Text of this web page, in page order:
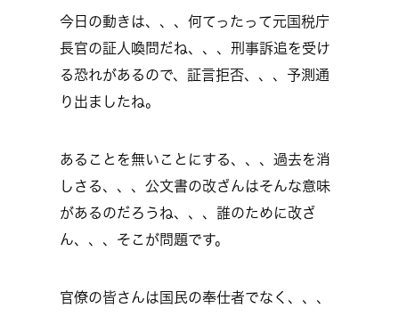
今日の動きは、、、何てったって元国税庁
長官の証人喚問だね、、、刑事訴追を受け
る恐れがあるので、証言拒否、、、予測通
り出ましたね。
あることを無いことにする、、、過去を消
しさる、、、公文書の改ざんはそんな意味
があるのだろうね、、、誰のために改ざ
ん、、、そこが問題です。
官僚の皆さんは国民の奉仕者でなく、、、